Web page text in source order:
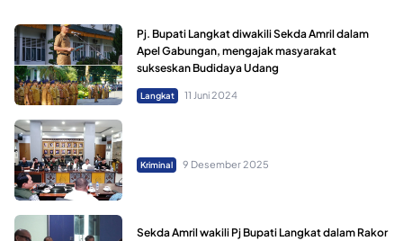
Pj. Bupati Langkat diwakili Sekda Amril dalam
Apel Gabungan, mengajak masyarakat
sukseskan Budidaya Udang
Langkat 11 Juni 2024
Kriminal 9 Desember 2025
Sekda Amril wakili Pj Bupati Langkat dalam Rakor